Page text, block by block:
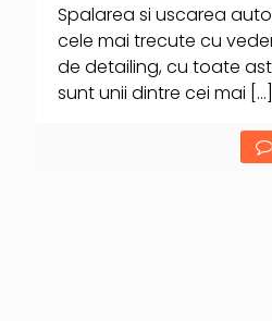
Spalarea si uscarea
cele mai trecute cu
de detailing, cu toate
sunt unii dintre cei mai […]